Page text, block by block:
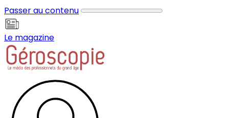
Passer au contenu
Le magazine
Panneau de gestion des cookies